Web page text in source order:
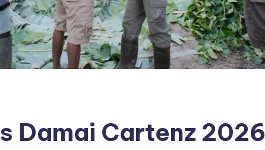
Damai Cartenz 2026